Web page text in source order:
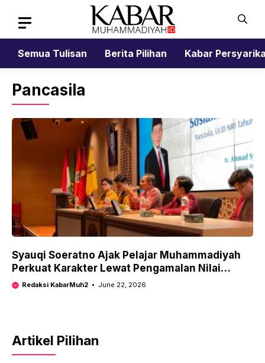
content
Semua Tulisan
Berita Pilihan Kabar
Pancasila
Syauqi Soeratno Ajak Pelajar Muhammadiyah
Perkuat Karakter Lewat Pengamalan Nilai
Pancasila
Redaksi KabarMuh2 June 22, 2026
Artikel Pilihan